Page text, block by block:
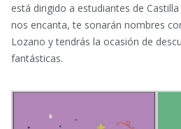
está dirigido a estudiantes de
nos encanta, te sonarán nombres
Lozano y tendrás la ocasión de
fantásticas.